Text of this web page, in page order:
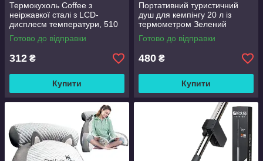
Термокухоль Coffee з
неіржавкої сталі з LCD-
дисплеєм температури, 510
мл Чорний
Готово до відправки
312 ₴
Купити
Портативний туристичний
душ для кемпінгу 20 л із
термометром Зелений
Готово до відправки
480 ₴
Купити